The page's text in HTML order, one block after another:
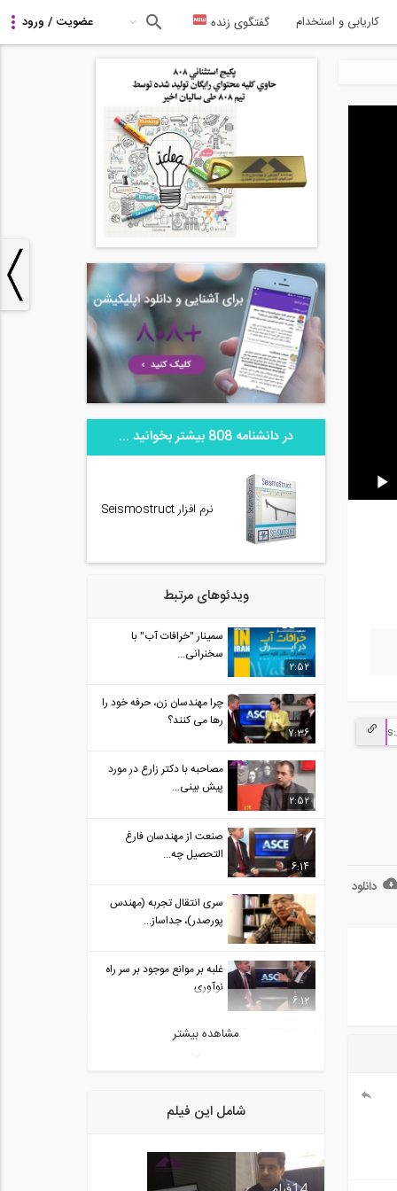
کاریابی و استخدام گفتگوی زنده
دانلود
در دانشنامه 808 بیشتر بخوانید ...
نرم افزار Seismostruct
ویدئوهای مرتبط
2:52
سمینار "خرافات آب" با
سخنرانی...
7:36
چرا مهندسان زن، حرفه خود را
رها می کنند؟
2:52
مصاحبه با دکتر زارع در مورد
پیش بینی...
6:14
صنعت از مهندسان فارغ
التحصیل چه...
سری انتقال تجربه (مهندس
پورصدر)، جداساز...
6:12
غلبه بر موانع موجود بر سر راه
نوآوری
سری انتقال تجربه (مهندس
فیلم معرفی رشته عمران-
گرایش سازه (ترجمه...
شرکت افزون بتن کیمیا،
مشاهده بیشتر
شامل این فیلم